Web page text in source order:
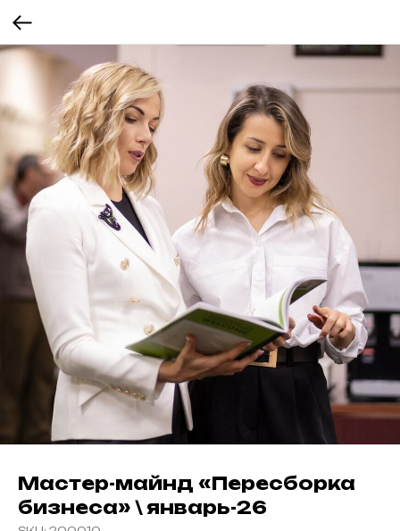
Мастер-майнд «Пересборка
бизнеса» \ январь-26